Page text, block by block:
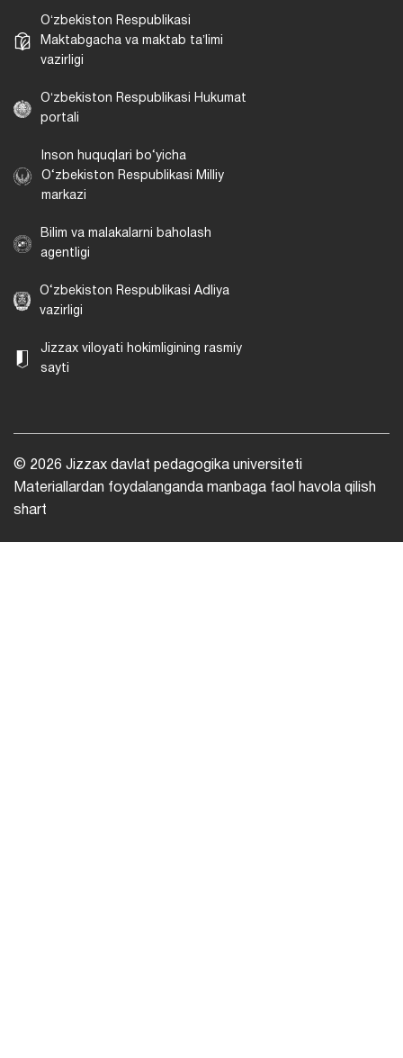
Oʻzbekiston Respublikasi
Maktabgacha va maktab taʼlimi
vazirligi
Oʻzbekiston Respublikasi Hukumat
portali
Inson huquqlari bo‘yicha
O‘zbekiston Respublikasi Milliy
markazi
Bilim va malakalarni baholash
agentligi
O‘zbekiston Respublikasi Adliya
vazirligi
Jizzax viloyati hokimligining rasmiy
sayti
© 2026 Jizzax davlat pedagogika universiteti
Materiallardan foydalanganda manbaga faol havola qilish
shart